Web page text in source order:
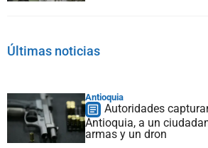
Últimas noticias
Antioquia
Autoridades
Antioquia, a un
armas y un dron